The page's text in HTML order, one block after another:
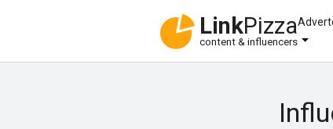
LinkPizza
content & influencers